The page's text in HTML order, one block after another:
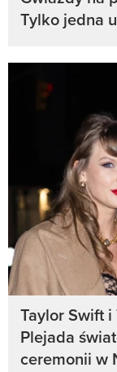
Tylko jedna
Taylor Swift
Plejada
ceremonii w